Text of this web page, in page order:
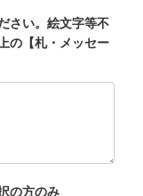
さい。絵文字等不
の【札・メッセー
の方のみ